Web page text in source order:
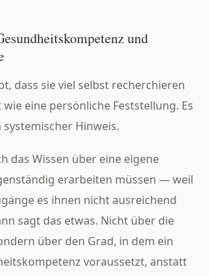
und
dass sie viel selbst recherchieren
eine persönliche Feststellung. Es
Hinweis.
das Wissen über eine eigene
erarbeiten müssen — weil
es ihnen nicht ausreichend
sagt das etwas. Nicht über die
über den Grad, in dem ein
voraussetzt, anstatt